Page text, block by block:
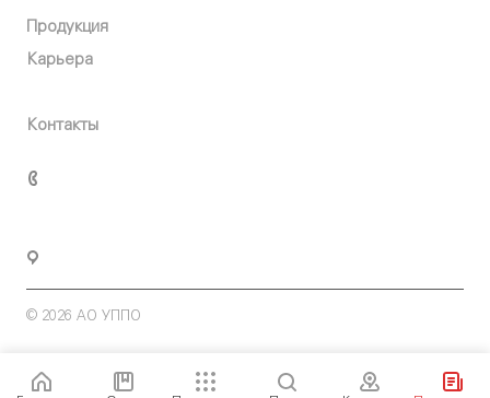
Продукция
Карьера
Контакты
© 2026 АО УППО